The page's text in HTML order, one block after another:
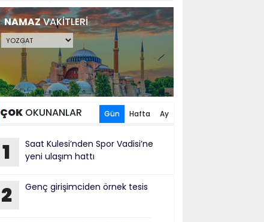
NAMAZVAKİTLERİ
ÇOKOKUNANLAR Gün Hafta Ay
1
Saat Kulesi’nden Spor Vadisi’ne
yeni ulaşım hattı
2 Genç girişimciden örnek tesis